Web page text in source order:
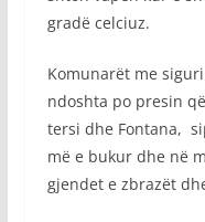
gradë celciuz.
Komunarët me
ndoshta po presin
tersi dhe Fontana,
më e bukur dhe në
gjendet e zbrazët